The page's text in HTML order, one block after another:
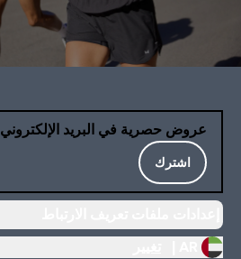
عروض حصرية في البريد الإلكتروني
اشترك